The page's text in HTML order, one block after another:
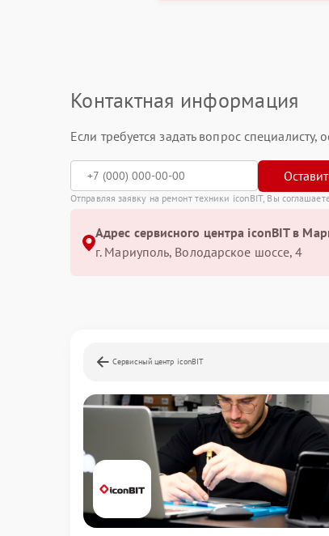
Контактная информация
Если требуется задать вопрос
Отправляя заявку на ремонт техники iconBIT, Вы
Адрес сервисного центра iconBIT в
г. Мариуполь, Володарское шоссе, 4
Сервисный центр iconBIT